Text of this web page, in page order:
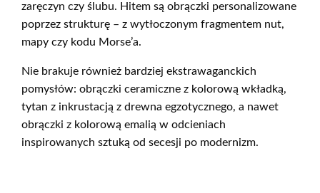
zaręczyn czy ślubu. Hitem są obrączki personalizowane
poprzez strukturę – z wytłoczonym fragmentem nut,
mapy czy kodu Morse’a.
Nie brakuje również bardziej ekstrawaganckich
pomysłów: obrączki ceramiczne z kolorową wkładką,
tytan z inkrustacją z drewna egzotycznego, a nawet
obrączki z kolorową emalią w odcieniach
inspirowanych sztuką od secesji po modernizm.